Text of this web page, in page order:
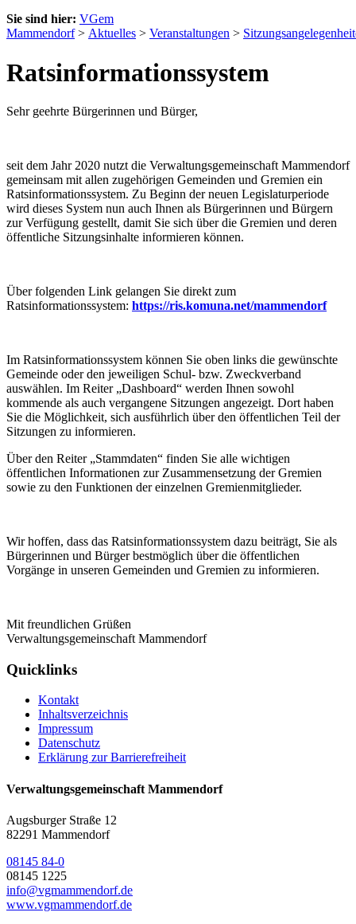
Sie sind hier: VGem
Mammendorf> Aktuelles > Veranstaltungen >
Ratsinformationssystem
Sehr geehrte Bürgerinnen und Bürger,
seit dem Jahr 2020 nutzt die Verwaltungsgemeinschaft Mammendorf
gemeinsam mit allen zugehörigen Gemeinden und Gremien ein
Ratsinformationssystem. Zu Beginn der neuen Legislaturperiode
wird dieses System nun auch Ihnen als Bürgerinnen und Bürgern
zur Verfügung gestellt, damit Sie sich über die Gremien und deren
öffentliche Sitzungsinhalte informieren können.
Über folgenden Link gelangen Sie direkt zum
Ratsinformationssystem: https://ris.komuna.net/mammendorf
Im Ratsinformationssystem können Sie oben links die gewünschte
Gemeinde oder den jeweiligen Schul- bzw. Zweckverband
auswählen. Im Reiter „Dashboard“ werden Ihnen sowohl
kommende als auch vergangene Sitzungen angezeigt. Dort haben
Sie die Möglichkeit, sich ausführlich über den öffentlichen Teil der
Sitzungen zu informieren.
Über den Reiter „Stammdaten“ finden Sie alle wichtigen
öffentlichen Informationen zur Zusammensetzung der Gremien
sowie zu den Funktionen der einzelnen Gremienmitglieder.
Wir hoffen, dass das Ratsinformationssystem dazu beiträgt, Sie als
Bürgerinnen und Bürger bestmöglich über die öffentlichen
Vorgänge in unseren Gemeinden und Gremien zu informieren.
Mit freundlichen Grüßen
Verwaltungsgemeinschaft Mammendorf
Quicklinks
Kontakt
Inhaltsverzeichnis
Impressum
Datenschutz
Erklärung zur Barrierefreiheit
Verwaltungsgemeinschaft Mammendorf
Augsburger Straße 12
82291 Mammendorf
08145 84-0
08145 1225
info@vgmammendorf.de
www.vgmammendorf.de